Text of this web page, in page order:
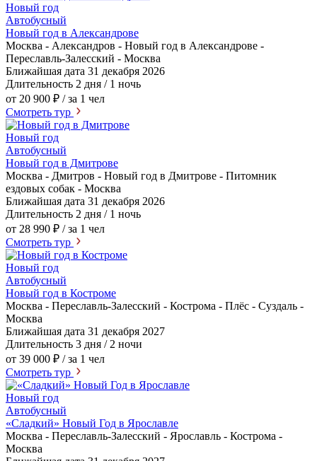
Новый год
Автобусный
Новый год в Александрове
Москва - Александров - Новый год в Александрове -
Переславль-Залесский - Москва
Ближайшая дата 31 декабря 2026
Длительность 2 дня / 1 ночь
от 20 900 ₽ / за 1 чел
Смотреть тур
Новый год
Автобусный
Новый год в Дмитрове
Москва - Дмитров - Новый год в Дмитрове - Питомник
ездовых собак - Москва
Ближайшая дата 31 декабря 2026
Длительность 2 дня / 1 ночь
от 28 990 ₽ / за 1 чел
Смотреть тур
Новый год
Автобусный
Новый год в Костроме
Москва - Переславль-Залесский - Кострома - Плёс - Суздаль -
Москва
Ближайшая дата 31 декабря 2027
Длительность 3 дня / 2 ночи
от 39 000 ₽ / за 1 чел
Смотреть тур
Новый год
Автобусный
«Сладкий» Новый Год в Ярославле
Москва - Переславль-Залесский - Ярославль - Кострома -
Москва